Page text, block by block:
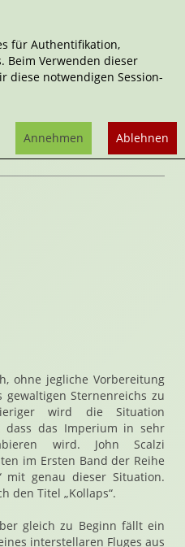
ohne jegliche Vorbereitung
Sternenreichs zu
wird die Situation
dass das Imperium in sehr
wird. John Scalzi
im Ersten Band der Reihe
mit genau dieser Situation.
den Titel „Kollaps“.
gleich zu Beginn fällt ein
interstellaren Fluges aus
für Authentifikation,
Beim Verwenden dieser
diese notwendigen Session-
Ablehnen
Annehmen